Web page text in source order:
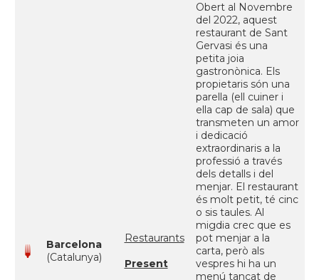
Barcelona
(Catalunya)
Restaurants
Present
Obert al Novembre
del 2022, aquest
restaurant de Sant
Gervasi és una
petita joia
gastronònica. Els
propietaris són una
parella (ell cuiner i
ella cap de sala) que
transmeten un amor
i dedicació
extraordinaris a la
professió a través
dels detalls i del
menjar. El restaurant
és molt petit, té cinc
o sis taules. Al
migdia crec que es
pot menjar a la
carta, però als
vespres hi ha un
menú tancat de